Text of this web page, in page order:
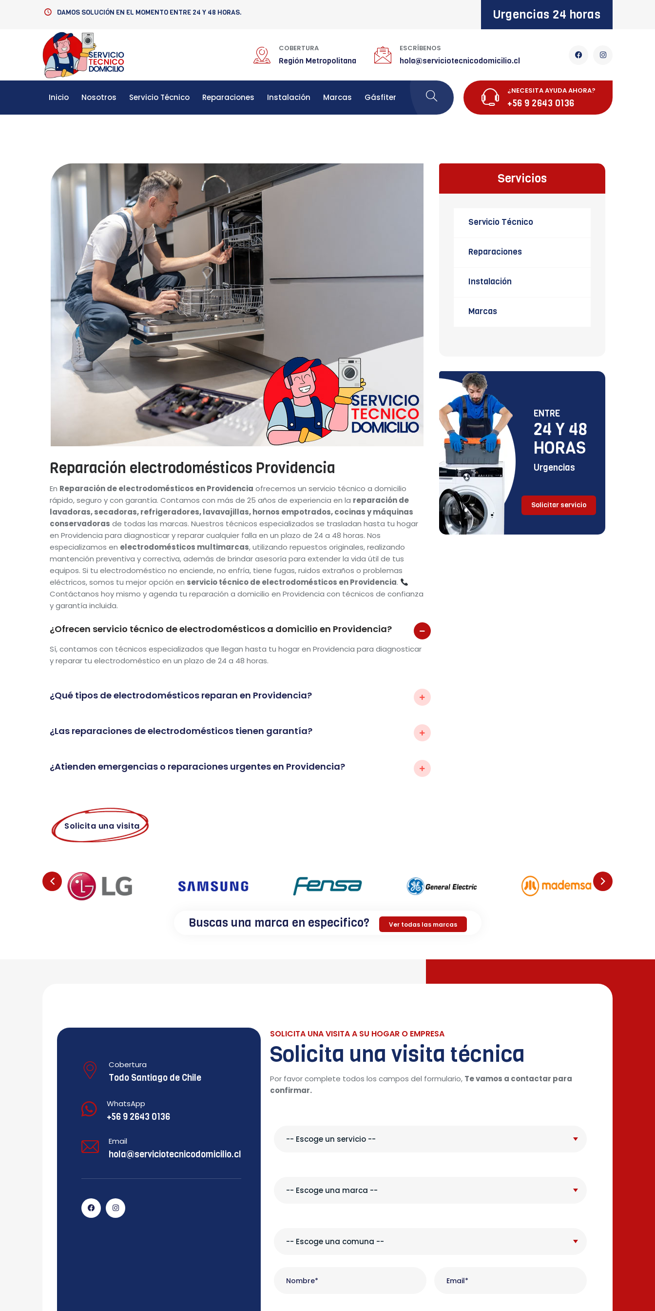
DAMOS SOLUCIÓN EN EL MOMENTO ENTRE 24 Y 48 HORAS. Urgencias 24 horas
COBERTURA
Región Metropolitana
ESCRÍBENOS
hola@serviciotecnicodomicilio.cl
Inicio Nosotros Servicio Técnico Reparaciones Instalación Marcas Gásfiter
¿NECESITA AYUDA AHORA?
+56 9 2643 0136
Reparación electrodomésticos Providencia
En Reparación de electrodomésticos en Providencia ofrecemos un servicio técnico a domicilio
rápido, seguro y con garantía. Contamos con más de 25 años de experiencia en la reparación de
lavadoras, secadoras, refrigeradores, lavavajillas, hornos empotrados, cocinas y máquinas
conservadoras de todas las marcas. Nuestros técnicos especializados se trasladan hasta tu hogar
en Providencia para diagnosticar y reparar cualquier falla en un plazo de 24 a 48 horas. Nos
especializamos en electrodomésticos multimarcas, utilizando repuestos originales, realizando
mantención preventiva y correctiva, además de brindar asesoría para extender la vida útil de tus
equipos. Si tu electrodoméstico no enciende, no enfría, tiene fugas, ruidos extraños o problemas
eléctricos, somos tu mejor opción en servicio técnico de electrodomésticos en Providencia.
Contáctanos hoy mismo y agenda tu reparación a domicilio en Providencia con técnicos de confianza
y garantía incluida.
¿Ofrecen servicio técnico de electrodomésticos a domicilio en Providencia?
Sí, contamos con técnicos especializados que llegan hasta tu hogar en Providencia para diagnosticar
y reparar tu electrodoméstico en un plazo de 24 a 48 horas.
¿Qué tipos de electrodomésticos reparan en Providencia?
¿Las reparaciones de electrodomésticos tienen garantía?
¿Atienden emergencias o reparaciones urgentes en Providencia?
Solicita una visita
Buscas una marca en especifico? Ver todas las marcas
Cobertura
Todo Santiago de Chile
WhatsApp
+56 9 2643 0136
Email
hola@serviciotecnicodomicilio.cl
SOLICITA UNA VISITA A SU HOGAR O EMPRESA
Solicita una visita técnica
Por favor complete todos los campos del formulario, Te vamos a contactar para
confirmar.
Servicios
Servicio Técnico
Reparaciones
Instalación
Marcas
ENTRE
24 Y 48
HORAS
Urgencias
Solicitar servicio